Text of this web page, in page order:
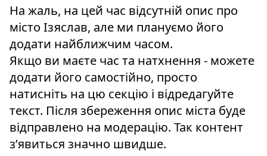
На жаль, на цей час відсутній опис про
місто Ізяслав, але ми плануємо його
додати найближчим часом.
Якщо ви маєте час та натхнення - можете
додати його самостійно, просто
натисніть на цю секцію і відредагуйте
текст. Після збереження опис міста буде
відправлено на модерацію. Так контент
зʼявиться значно швидше.